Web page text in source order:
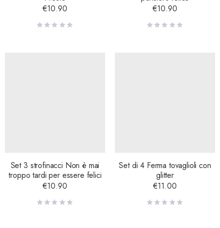
€10.90
€10.90
Set 3 strofinacci Non è mai
troppo tardi per essere felici
€10.90
Set di 4 Ferma tovaglioli con
glitter
€11.00